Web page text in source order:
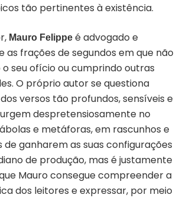
tão pertinentes à existência.
Mauro Felippe é advogado e
as frações de segundos em que não
seu ofício ou cumprindo outras
O próprio autor se questiona
versos tão profundos, sensíveis e
despretensiosamente no
e metáforas, em rascunhos e
de ganharem as suas configurações
de produção, mas é justamente
Mauro consegue compreender a
dos leitores e expressar, por meio